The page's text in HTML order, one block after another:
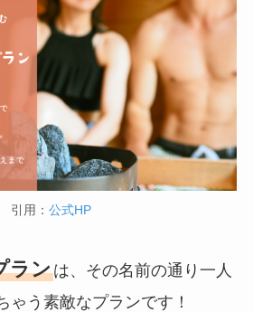
引用： 公式HP
ランは、その名前の通り一人
ゃう素敵なプランです！